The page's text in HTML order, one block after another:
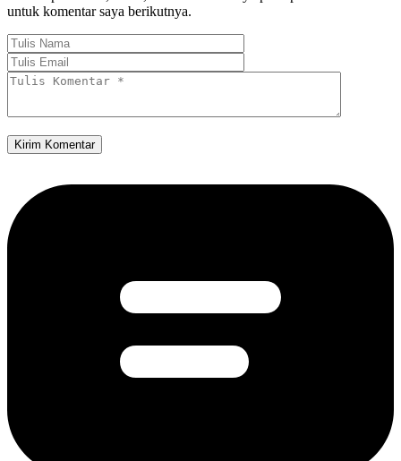
untuk komentar saya berikutnya.